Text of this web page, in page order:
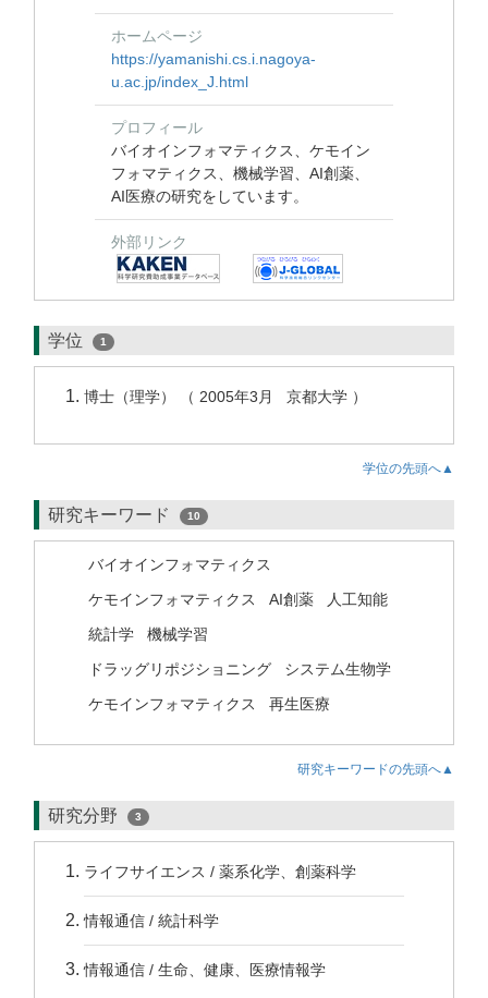
ホームページ
https://yamanishi.cs.i.nagoya-
u.ac.jp/index_J.html
プロフィール
バイオインフォマティクス、ケモイン
フォマティクス、機械学習、AI創薬、
AI医療の研究をしています。
外部リンク
学位 1
博士（理学） （ 2005年3月 京都大学 ）
学位の先頭へ▲
研究キーワード 10
バイオインフォマティクス
ケモインフォマティクス
AI創薬
人工知能
統計学
機械学習
ドラッグリポジショニング
システム生物学
ケモインフォマティクス
再生医療
研究キーワードの先頭へ▲
研究分野 3
ライフサイエンス / 薬系化学、創薬科学
情報通信 / 統計科学
情報通信 / 生命、健康、医療情報学